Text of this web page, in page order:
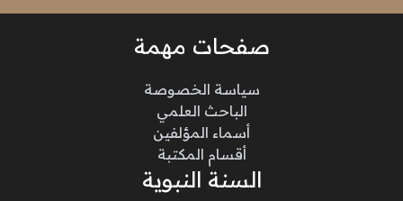
صفحات مهمة
سياسة الخصوصة
الباحث العلمي
أسماء المؤلفين
أقسام المكتبة
السنة النبوية